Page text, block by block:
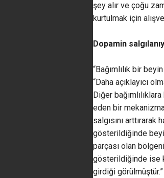
şey alır ve çoğu
kurtulmak için
Dopamin
“Bağımlılık bir
“Daha açıklayıcı
Diğer
eden bir
salgısını
gösterildiğinde
parçası olan
gösterildiğinde ise
girdiği